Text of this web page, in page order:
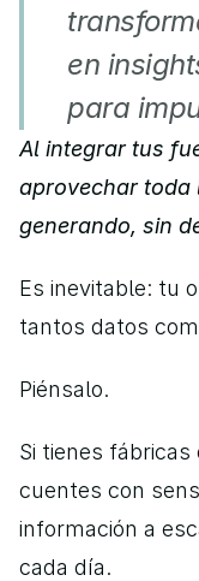
en
para
Al integrar tus
aprovechar toda
generando, sin
Es inevitable: tu
tantos datos
Piénsalo.
Si tienes
cuentes con
información a
cada día.